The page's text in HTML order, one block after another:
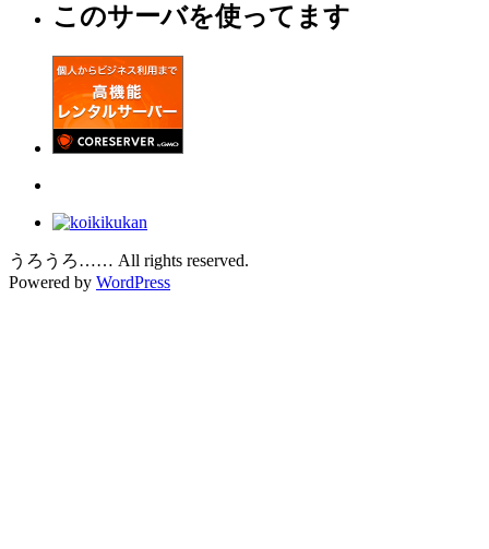
このサーバを使ってます
うろうろ…… All rights reserved.
Powered by WordPress